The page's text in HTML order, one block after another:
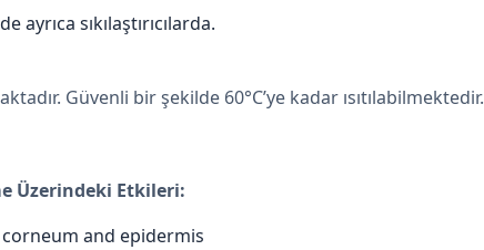
sıkılaştırıcılarda.
Güvenli bir şekilde 60°C’ye kadar ısıtılabilmektedir.
Üzerindeki Etkileri:
and epidermis